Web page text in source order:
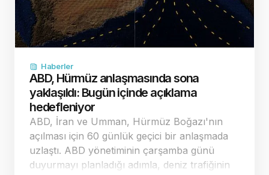
Haberler
ABD, Hürmüz anlaşmasında sona
yaklaşıldı: Bugün içinde açıklama
hedefleniyor
ABD, İran ve Umman, Hürmüz Boğazı'nın
açılması için 60 günlük geçici bir anlaşmada
uzlaştı. ABD yönetiminin çarşamba günü
duyurmayı planladığı adımla, deniz trafiğinin